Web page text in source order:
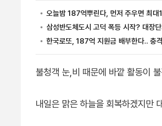
불청객 눈,비 때문에 바깥 활동이
내일은 맑은 하늘을 회복하겠지만